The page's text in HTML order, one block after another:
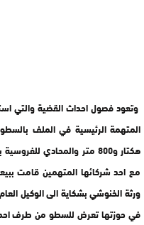
وتعود فصول احداث القضية والتي
المتهمة الرئيسية في الملف
هكتار و800 متر والمحادي
مع احد شركائها المتهمين قامت
ورثة الخنوشي بشكاية الى الوكيل
في حوزتها تعرض للسطو من طرف